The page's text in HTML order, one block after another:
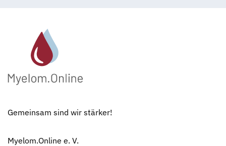
Gemeinsam sind wir stärker!
Myelom.Online e. V.